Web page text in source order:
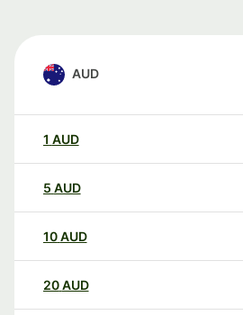
AUD
1 AUD
5 AUD
10AUD
20AUD